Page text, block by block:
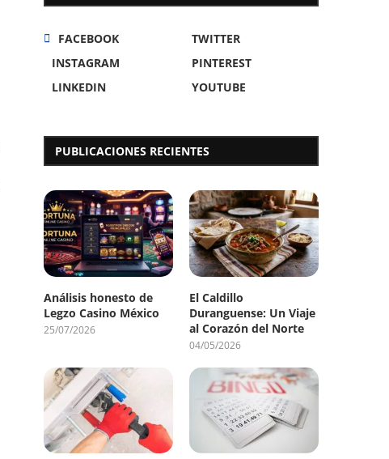
FACEBOOK
TWITTER
INSTAGRAM
PINTEREST
LINKEDIN
YOUTUBE
PUBLICACIONES RECIENTES
Análisis honesto de
Legzo Casino México
25/07/2026
El Caldillo
Duranguense: Un Viaje
al Corazón del Norte
04/05/2026